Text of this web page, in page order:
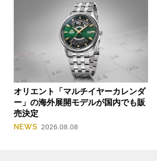
オリエント「マルチイヤーカレンダ
ー」の海外展開モデルが国内でも販
売決定
NEWS 2026.08.08